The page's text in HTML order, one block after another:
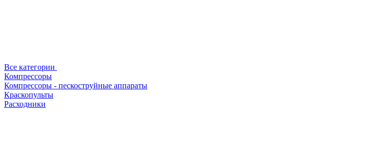
Все категории
Компрессоры
Компрессоры - пескоструйные аппараты
Краскопульты
Расходники